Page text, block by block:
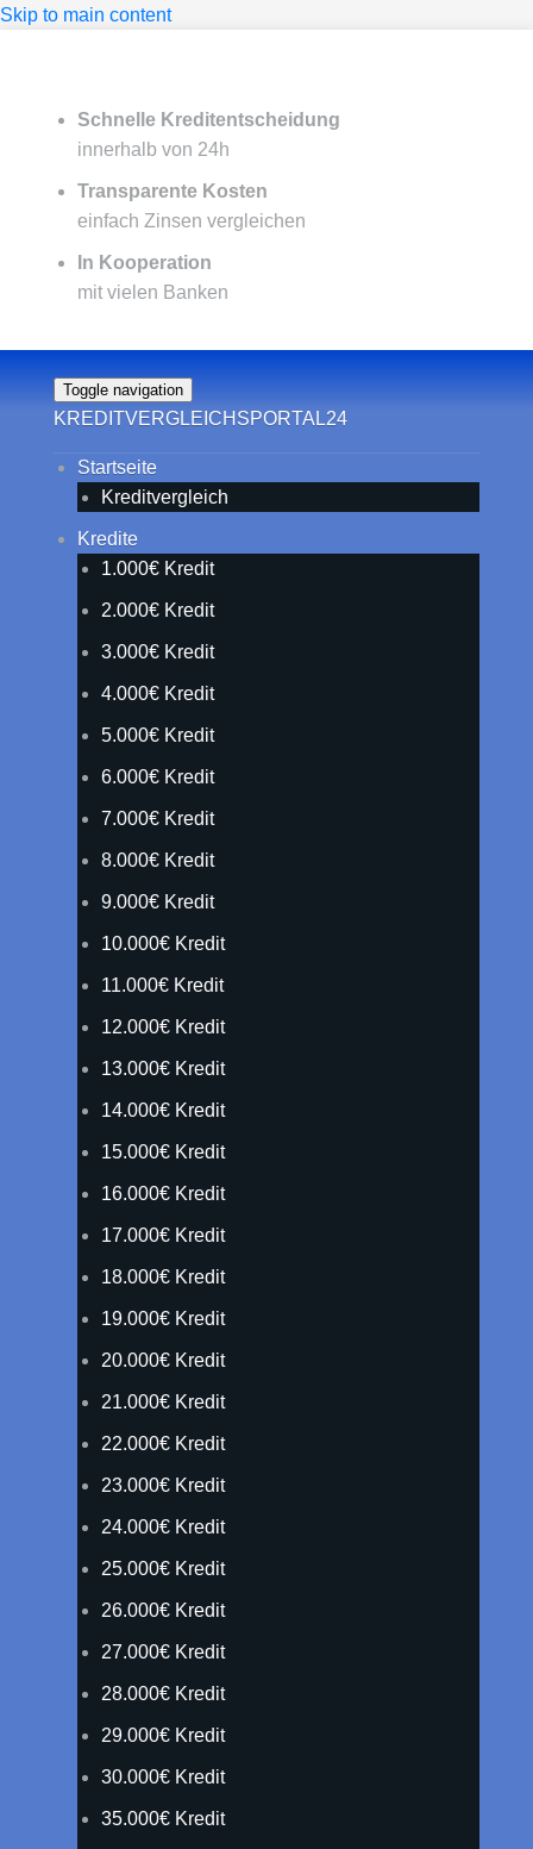
Skip to main content
Schnelle Kreditentscheidung
innerhalb von 24h
Transparente Kosten
einfach Zinsen vergleichen
In Kooperation
mit vielen Banken
Toggle navigation
KREDITVERGLEICHSPORTAL24
Startseite
Kreditvergleich
Kredite
1.000€ Kredit
2.000€ Kredit
3.000€ Kredit
4.000€ Kredit
5.000€ Kredit
6.000€ Kredit
7.000€ Kredit
8.000€ Kredit
9.000€ Kredit
10.000€ Kredit
11.000€ Kredit
12.000€ Kredit
13.000€ Kredit
14.000€ Kredit
15.000€ Kredit
16.000€ Kredit
17.000€ Kredit
18.000€ Kredit
19.000€ Kredit
20.000€ Kredit
21.000€ Kredit
22.000€ Kredit
23.000€ Kredit
24.000€ Kredit
25.000€ Kredit
26.000€ Kredit
27.000€ Kredit
28.000€ Kredit
29.000€ Kredit
30.000€ Kredit
35.000€ Kredit